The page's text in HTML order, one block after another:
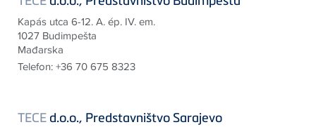
Kapás utca 6-12. A. ép. IV. em.
1027 Budimpešta
Mađarska
Telefon:+36 70 675 8323
TECE d.o.o., Predstavništvo Sarajevo